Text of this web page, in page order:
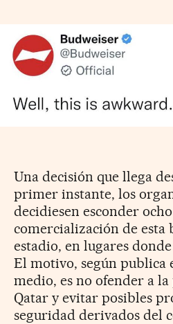
Una decisión que llega
primer instante, los
decidiesen esconder
comercialización de esta
estadio, en lugares
El motivo, según publica
medio, es no ofender a
Qatar y evitar posibles
seguridad derivados del